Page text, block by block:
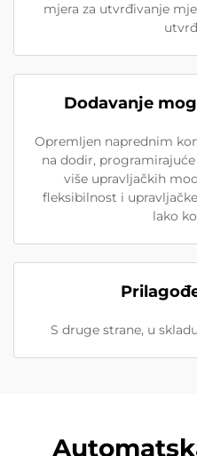
mjera za utvrđivanje
Dodavanje
Opremljen naprednim
na dodir,
više upravljačkih
fleksibilnost i
lako
S druge strane, u